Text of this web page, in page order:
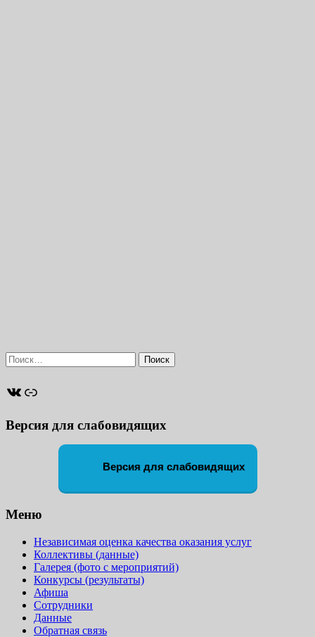
Найти:
ВКонтакте
Ссылка
Версия для слабовидящих
Версия для слабовидящих
Меню
Независимая оценка качества оказания услуг
Коллективы (данные)
Галерея (фото с мероприятий)
Конкурсы (результаты)
Афиша
Сотрудники
Данные
Обратная связь